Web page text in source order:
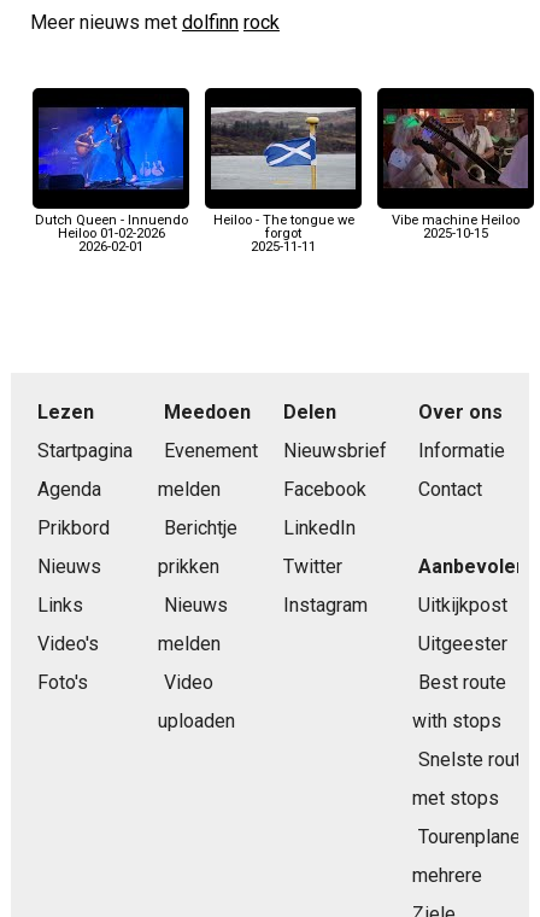
Meer nieuws met dolfinn rock
Dutch Queen - Innuendo
Heiloo 01-02-2026
2026-02-01
Heiloo - The tongue we
forgot
2025-11-11
Vibe machine Heiloo
2025-10-15
Lezen
Startpagina
Agenda
Prikbord
Nieuws
Links
Video's
Foto's
Meedoen
Evenement
melden
Berichtje
prikken
Nieuws
melden
Video
uploaden
Delen
Nieuwsbrief
Facebook
LinkedIn
Twitter
Instagram
Over ons
Informatie
Contact
Aanbevolen
Uitkijkpost
Uitgeester
Best route
with stops
Snelste route
met stops
Tourenplaner
mehrere